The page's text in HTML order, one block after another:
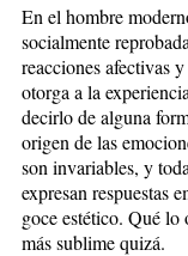
En el hombre
socialmente
reacciones afectivas
otorga a la
decirlo de alguna
origen de las
son invariables, y
expresan respuestas
goce estético. Qué
más sublime quizá.